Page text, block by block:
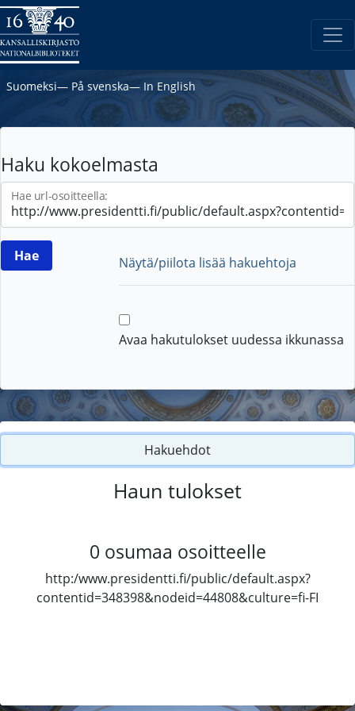
Suomeksi― På svenska― In English
Haku kokoelmasta
Hae url-osoitteella:
Näytä/piilota lisää hakuehtoja
Avaa hakutulokset uudessa ikkunassa
Hakuehdot
Haun tulokset
0 osumaa osoitteelle
http:/www.presidentti.fi/public/default.aspx?
contentid=348398&nodeid=44808&culture=fi-FI